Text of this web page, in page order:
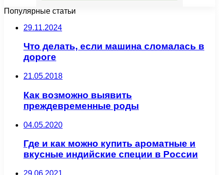
Популярные статьи
29.11.2024
Что делать, если машина сломалась в
дороге
21.05.2018
Как возможно выявить
преждевременные роды
04.05.2020
Где и как можно купить ароматные и
вкусные индийские специи в России
29.06.2021